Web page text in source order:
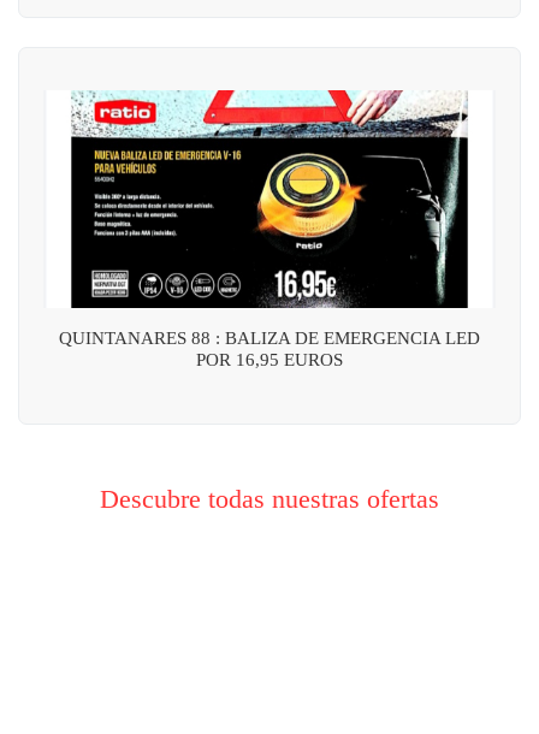
QUINTANARES 88 : BALIZA DE EMERGENCIA LED
POR 16,95 EUROS
Descubre todas nuestras ofertas